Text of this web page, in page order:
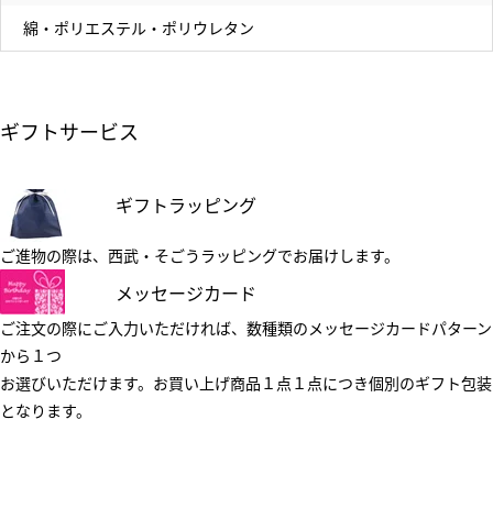
綿・ポリエステル・ポリウレタン
ギフトサービス
ギフトラッピング
ご進物の際は、西武・そごうラッピングでお届けします。
メッセージカード
ご注文の際にご入力いただければ、数種類のメッセージカードパターン
から１つ
お選びいただけます。お買い上げ商品１点１点につき個別のギフト包装
となります。